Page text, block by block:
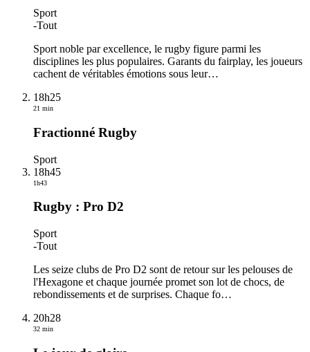
Sport
-Tout
Sport noble par excellence, le rugby figure parmi les
disciplines les plus populaires. Garants du fairplay, les joueurs
cachent de véritables émotions sous leur…
18h25
21 min
Fractionné Rugby
Sport
18h45
1h43
Rugby : Pro D2
Sport
-Tout
Les seize clubs de Pro D2 sont de retour sur les pelouses de
l'Hexagone et chaque journée promet son lot de chocs, de
rebondissements et de surprises. Chaque fo…
20h28
32 min